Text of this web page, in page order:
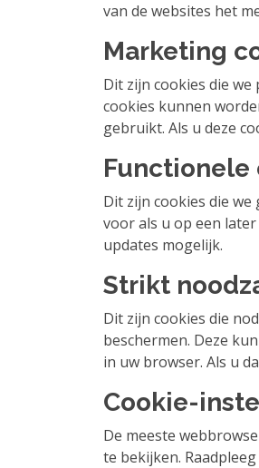
van de websites het
Marketing
Dit zijn cookies die
cookies kunnen
gebruikt. Als u deze
Functionele
Dit zijn cookies die
voor als u op een
updates mogelijk.
Strikt
Dit zijn cookies die
beschermen. Deze
in uw browser. Als u
Cookie-
De meeste
te bekijken.